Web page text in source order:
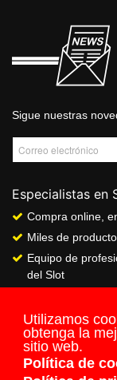
Utilizamos
obtenga la
sitio web.
Política de
Sigue nuestras
Especialistas en
Compra online,
Miles de
Equipo de
del Slot
Servicio de
Envios a todo el